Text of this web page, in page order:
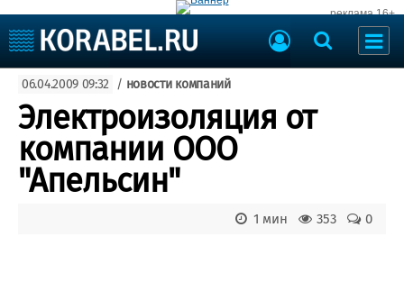
реклама 16+
Судоходство
Судоремонт
События
Порты
Рыболовство
ВМФ
Образование
06.04.2009 09:32 / новости компаний
Электроизоляция от
компании ООО
"Апельсин"
0
353
1 мин